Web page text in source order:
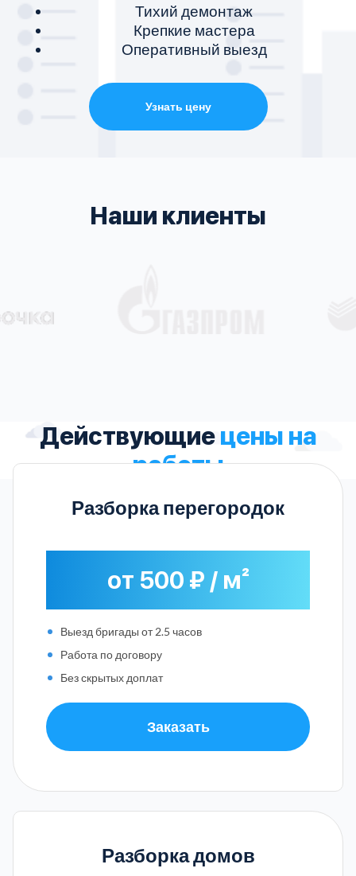
Тихий демонтаж
Крепкие мастера
Оперативный выезд
Узнать цену
Наши клиенты
Действующиецены на
работы
Разборка перегородок
от 500 ₽ / м²
Выезд бригады от 2.5 часов
Работа по договору
Без скрытых доплат
Заказать
Разборка домов